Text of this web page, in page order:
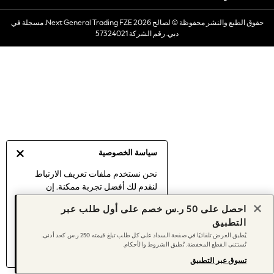
سياسة الخصوصية
نحن نستخدم ملفات تعريف الارتباط
لنقدم لك أفضل تجربة ممكنة. إن
موافقتك على استخدامنا لملفات تعريف
اكتشف المزيد عن إدارة إعدادات ملفات
تعريف الارتباط (الكوكيز).
Dresses
Occasionwear
Sets & Outfits
Sun Hats & Caps
Women's Holiday Shop
Women's Travel Styles
Dresses
Occasionwear
Linen Collection
Tops & T-Shirts
حقوق الطبع والنشر محفوظة © لصالح 2026 Next General Trading FZE. مسجلة في
دبي. رقم الشركة 57324021
احصل على 50 ر.س خصم على أول طلب عبر
التطبيق
يُطبق العرض تلقائيًا في صفحة السداد على كل طلب تبلغ قيمته 250 ر.س كحد أدنى.
تُستثنى القطع المخفضة. تُطبق الشروط والأحكام.
تسوق عبر التطبيق